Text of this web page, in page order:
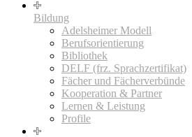
Bildung
Adelsheimer Modell
Berufsorientierung
Bibliothek
DELF (frz. Sprachzertifikat)
Fächer und Fächerverbünde
Kooperation & Partner
Lernen & Leistung
Profile